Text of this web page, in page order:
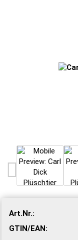
Art.Nr.:
GTIN/EAN: